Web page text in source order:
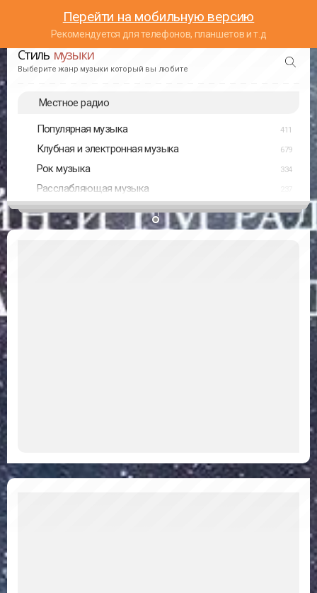
Перейти на мобильную версию
Рекомендуется для телефонов, планшетов и т.д
Стиль музыки
Выберите жанр музыки который вы любите
Местное радио
Популярная музыка 411
Клубная и электронная музыка 679
Рок музыка 334
Расслабляющая музыка